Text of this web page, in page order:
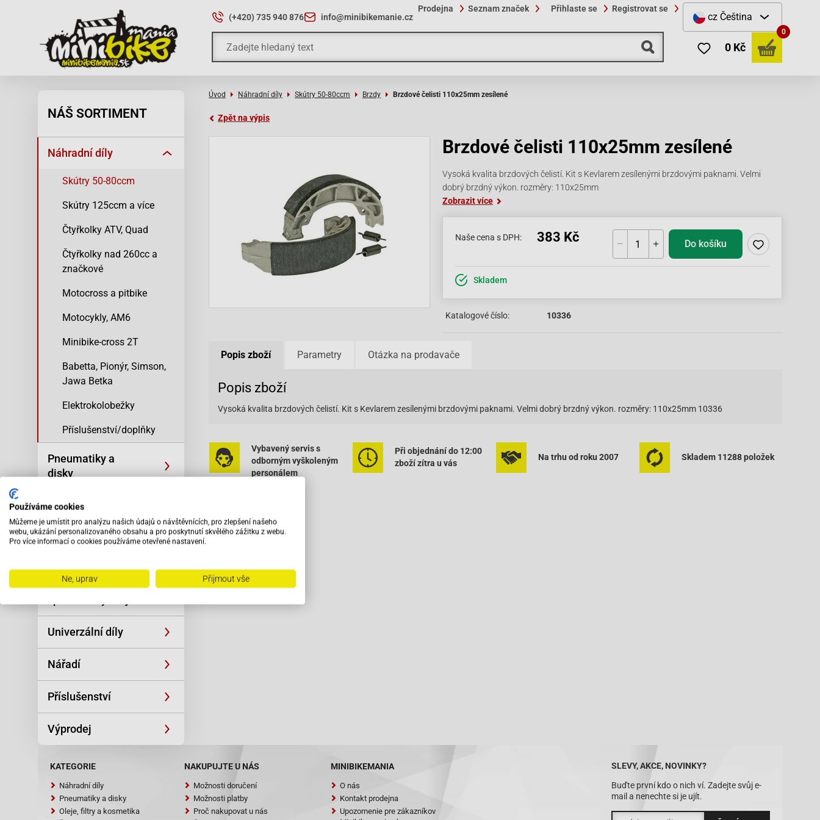
(+420) 735 940 876 info@minibikemanie.cz
Prodejna Seznam značek Přihlaste se Registrovat se
cz Čeština
0 Kč
0
NÁŠ SORTIMENT
Náhradní díly
Skútry 50-80ccm
Skútry 125ccm a více
Čtyřkolky ATV, Quad
Čtyřkolky nad 260cc a
značkové
Motocross a pitbike
Motocykly, AM6
Minibike-cross 2T
Babetta, Pionýr, Simson,
Jawa Betka
Elektrokolobežky
Příslušenství/doplňky
Pneumatiky a
disky
Oleje, filtry a
kosmetika
Oblečení a
Univerzální díly
Nářadí
Příslušenství
Výprodej
Úvod Náhradní díly Skútry 50-80ccm Brzdy Brzdové čelisti 110x25mm zesílené
Zpět na výpis
Brzdové čelisti 110x25mm zesílené
Vysoká kvalita brzdových čelistí. Kit s Kevlarem zesílenými brzdovými paknami. Velmi
dobrý brzdný výkon. rozměry: 110x25mm
Zobrazit více
Naše cena s DPH: 383 Kč Do košíku
Skladem
Katalogové číslo: 10336
Popis zboží Parametry Otázka na prodavače
Popis zboží
Vysoká kvalita brzdových čelistí. Kit s Kevlarem zesílenými brzdovými paknami. Velmi dobrý brzdný výkon. rozměry: 110x25mm 10336
Vybavený servis s
odborným vyškoleným
personálem
Při objednání do 12:00
zboží zítra u vás
Na trhu od roku 2007 Skladem 11288 položek
SLEVY, AKCE, NOVINKY?
Buďte první kdo o nich ví. Zadejte svůj e-
mail a nenechte si je ujít.
KATEGORIE
Náhradní díly
Pneumatiky a disky
Oleje, filtry a kosmetika
NAKUPUJTE U NÁS
Možnosti doručení
Možnosti platby
Proč nakupovat u nás
MINIBIKEMANIA
O nás
Kontakt prodejna
Upozornenie pre zákazníkov
Používáme cookies
Můžeme je umístit pro analýzu našich údajů o návštěvnících, pro zlepšení našeho
webu, ukázání personalizovaného obsahu a pro poskytnutí skvělého zážitku z webu.
Pro více informací o cookies používáme otevřené nastavení.
Ne, uprav Přijmout vše